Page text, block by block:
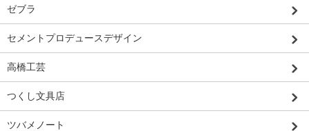
ゼブラ
セメントプロデュースデザイン
高橋工芸
つくし文具店
ツバメノート